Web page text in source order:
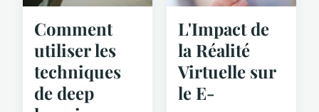
Comment
utiliser les
techniques
de deep
L'Impact de
la Réalité
Virtuelle sur
le E-